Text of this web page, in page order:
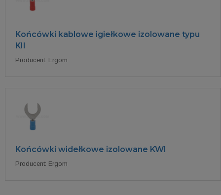
Końcówki kablowe igiełkowe izolowane typu
KII
Producent: Ergom
Końcówki widełkowe izolowane KWI
Producent: Ergom